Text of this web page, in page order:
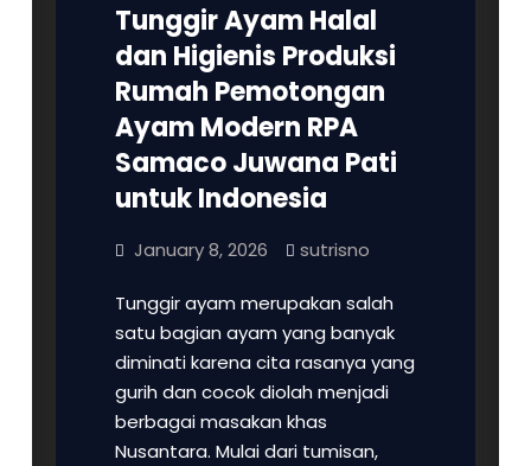
Tunggir Ayam Halal
dan Higienis Produksi
Rumah Pemotongan
Ayam Modern RPA
Samaco Juwana Pati
untuk Indonesia
January 8, 2026 sutrisno
Tunggir ayam merupakan salah
satu bagian ayam yang banyak
diminati karena cita rasanya yang
gurih dan cocok diolah menjadi
berbagai masakan khas
Nusantara. Mulai dari tumisan,